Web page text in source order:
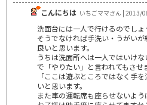
こんにちは いちごママさん | 2013/
洗面台には一人で行けるのでしょ
そうでなければ手洗い・うがい
良いと思います。
うちは洗面所へは一人ではいけ
で「やりたい」と言われてもさせ
「ここは遊ぶところではなく手
いと思います。
また車の運転席も座らせないよう